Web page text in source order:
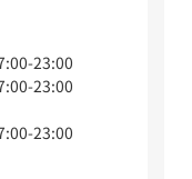
23:00
23:00
23:00